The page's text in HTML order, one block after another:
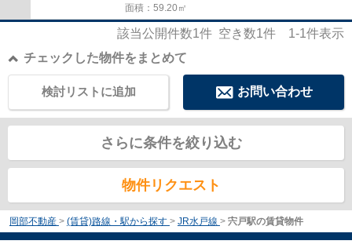
面積：59.20㎡
該当公開件数1件 空き数1件 1-1件表示
チェックした物件をまとめて
お問い合わせ
検討リストに追加
さらに条件を絞り込む
物件リクエスト
岡部不動産 > (賃貸)路線・駅から探す > JR水戸線 > 宍戸駅の賃貸物件